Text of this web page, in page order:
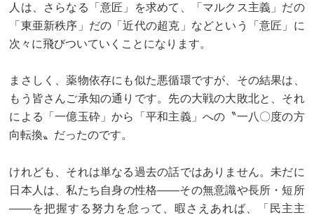
人は、さらなる「意匠」を求めて、「マルクス主義」だの
「東亜新秩序」だの「近代の超克」などという「意匠」に
次々に飛びついていくことになります。
まさしく、薬物依存にも似た悪循環ですが、その結果は、
もう皆さんご承知の通りです。先の大戦の大敗北と、それ
による「一億玉砕」から「平和主義」への〝一八〇度の方
向転換〟だったのです。
けれども、それは単なる過去の話ではありません。未だに
日本人は、私たち自身の性格——その無意識や長所・短所
——を把握する努力を怠って、暇さえあれば、「民主主